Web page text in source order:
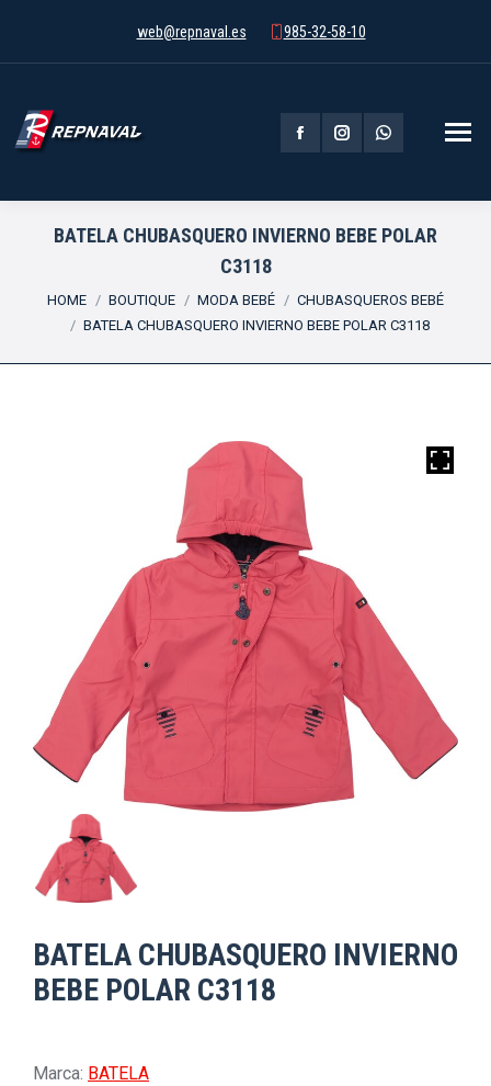
web@repnaval.es 985-32-58-10
Facebook
opens
new
Instagram
opens
new
Whatsapp
opens
new
BATELA CHUBASQUERO INVIERNO BEBE POLAR
C3118
You are here:
HOME BOUTIQUE MODA BEBÉ
CHUBASQUEROS BEBÉ
BATELA CHUBASQUERO INVIERNO BEBE POLAR C3118
BATELA CHUBASQUERO INVIERNO
BEBE POLAR C3118
Marca: BATELA